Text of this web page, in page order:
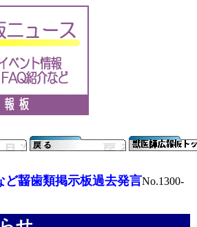
ど齧歯類掲示板過去発言No.1300-